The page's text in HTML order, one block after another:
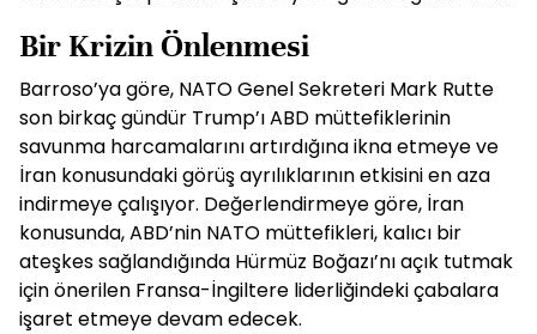
Bir Krizin Önlenmesi
Barroso’ya göre, NATO Genel Sekreteri Mark Rutte
son birkaç gündür Trump’ı ABD müttefiklerinin
savunma harcamalarını artırdığına ikna etmeye ve
İran konusundaki görüş ayrılıklarının etkisini en aza
indirmeye çalışıyor. Değerlendirmeye göre, İran
konusunda, ABD’nin NATO müttefikleri, kalıcı bir
ateşkes sağlandığında Hürmüz Boğazı’nı açık tutmak
için önerilen Fransa-İngiltere liderliğindeki çabalara
işaret etmeye devam edecek.